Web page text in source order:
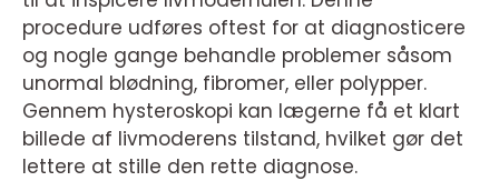
procedure udføres oftest for at diagnosticere
og nogle gange behandle problemer såsom
unormal blødning, fibromer, eller polypper.
Gennem hysteroskopi kan lægerne få et klart
billede af livmoderens tilstand, hvilket gør det
lettere at stille den rette diagnose.